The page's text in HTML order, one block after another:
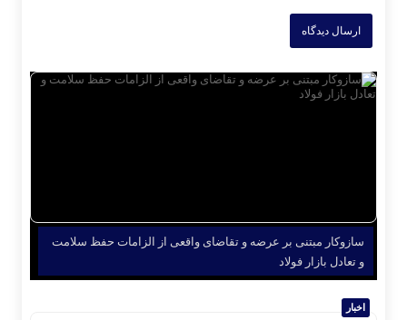
سازوکار مبتنی بر عرضه و تقاضای واقعی از الزامات حفظ سلامت
و تعادل بازار فولاد
اخبار